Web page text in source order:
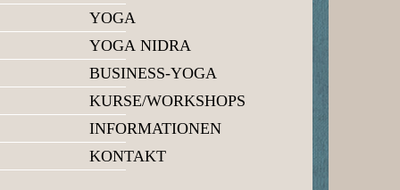
YOGA
YOGA NIDRA
BUSINESS-YOGA
KURSE/WORKSHOPS
INFORMATIONEN
KONTAKT